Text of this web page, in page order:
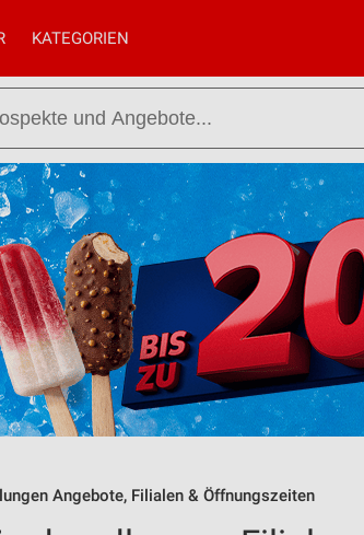
KATEGORIEN
Angebote, Filialen & Öffnungszeiten